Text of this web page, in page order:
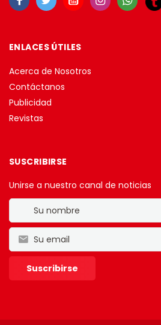
ENLACES ÚTILES
Acerca de Nosotros
Contáctanos
Publicidad
Revistas
SUSCRIBIRSE
Unirse a nuestro canal de noticias